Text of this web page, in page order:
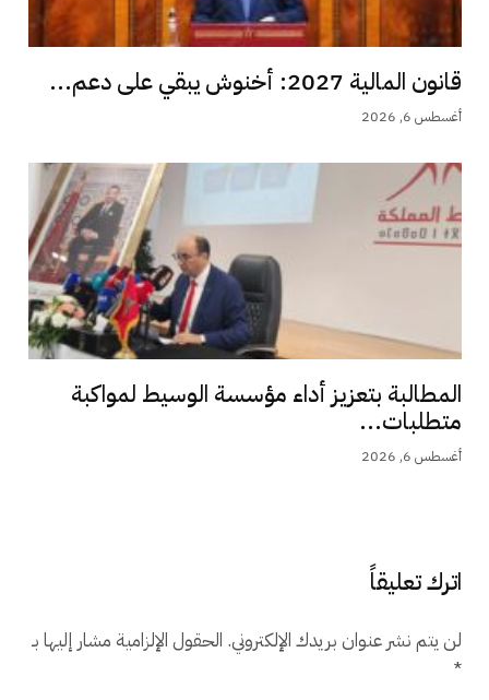
قانون المالية 2027: أخنوش يبقي على دعم...
أغسطس 6, 2026
المطالبة بتعزيز أداء مؤسسة الوسيط لمواكبة
متطلبات...
أغسطس 6, 2026
اترك تعليقاً
لن يتم نشر عنوان بريدك الإلكتروني. الحقول الإلزامية مشار إليها بـ
*